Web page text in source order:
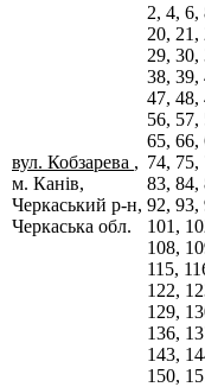
вул. Кобзарева ,
м. Канів,
Черкаський р-н,
Черкаська обл.
2, 4, 6,
20, 21,
29, 30,
38, 39,
47, 48,
56, 57,
65, 66,
74, 75,
83, 84,
92, 93,
101,
108,
115,
122,
129,
136,
143,
150,